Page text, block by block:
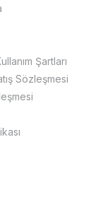
Şartları
Sözleşmesi